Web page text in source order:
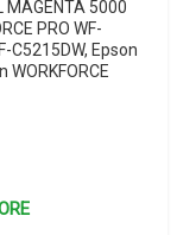
5000
PRO WF-
C5215DW, Epson
WORKFORCE